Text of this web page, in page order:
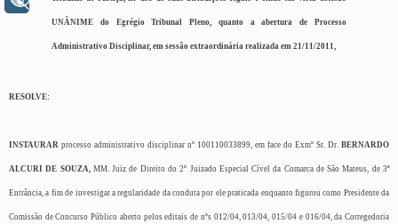
UNÂNIME do Egrégio Tribunal Pleno, quanto a abertura de Processo
Administrativo Disciplinar, em sessão extraordinária realizada em 21/11/2011,
RESOLVE:
INSTAURAR processo administrativo disciplinar nº 100110033899, em face do Exmº Sr. Dr. BERNARDO
ALCURI DE SOUZA, MM. Juiz de Direito do 2º Juizado Especial Cível da Comarca de São Mateus, de 3ª
Entrância, a fim de investigar a regularidade da conduta por ele praticada enquanto figurou como Presidente da
Comissão de Concurso Público aberto pelos editais de nºs 012/04, 013/04, 015/04 e 016/04, da Corregedoria